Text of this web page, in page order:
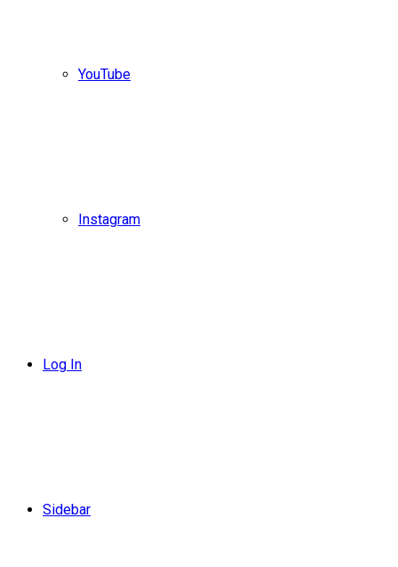
YouTube
Instagram
Log In
Sidebar